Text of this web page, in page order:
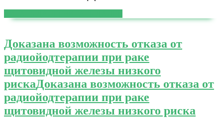
Доказана возможность отказа от
радиойодтерапии при раке
щитовидной железы низкого
рискаДоказана возможность отказа от
радиойодтерапии при раке
щитовидной железы низкого риска